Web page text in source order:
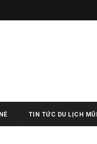
TIN TỨC DU LỊCH